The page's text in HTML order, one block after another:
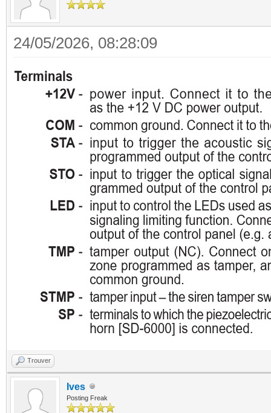
24/05/2026, 08:28:09
Trouver
Ives
Posting Freak